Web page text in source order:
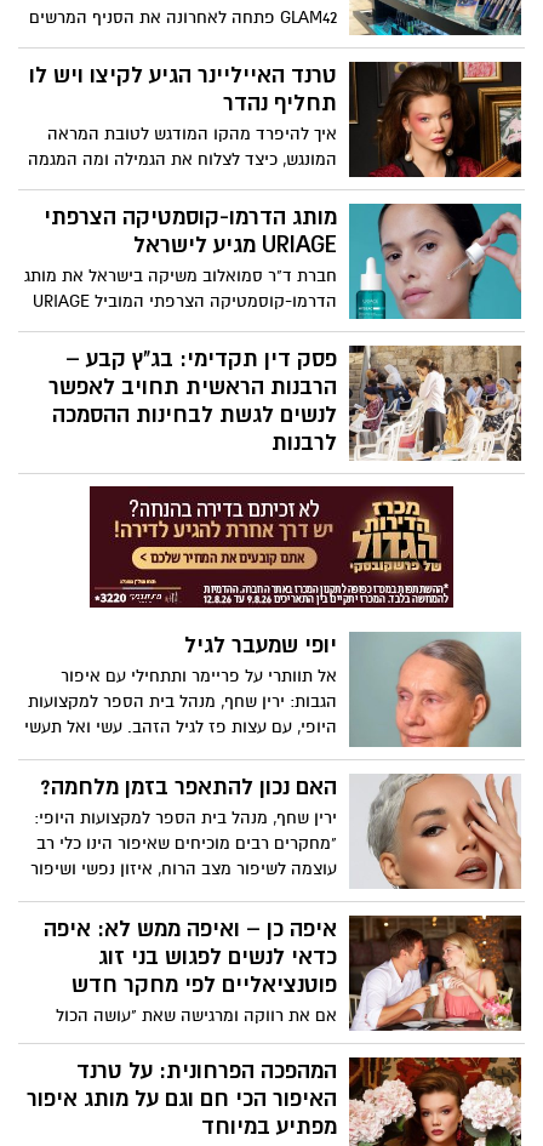
GLAM42 פתחה לאחרונה את הסניף המרשים
ביותר שלה בלב מתחם הסטאר סנטר אשדוד
– והביאה עמה בשורה אמיתית: חוויית קנייה
בעולם. הסניף החדש כבר הספיק לשנות את
חוקי המשחק באשדוד והסביבה, והופך
במהרה לכתובת הראשונה עבור כל מי
שמחפש מותגי־על בתחומי הבישום, האיפור
והקוסמטיקה – באיכות ללא פשרות.
טרנד האייליינר הגיע לקיצו ויש לו
תחליף נהדר
איך להיפרד מהקו המודגש לטובת המראה
המונגש, כיצד לצלוח את הגמילה ומה המגמה
הבאה? ירין שחף, מנהל בית הספר למקצועות
היופי, עם מילות פרידה לפס השחור וגם על
הגוון המפתיע שתרצו להיסחף איתו
מותג הדרמו-קוסמטיקה הצרפתי
URIAGE מגיע לישראל
חברת ד"ר סמואלוב משיקה בישראל את מותג
הדרמו-קוסמטיקה הצרפתי המוביל URIAGE
– לרגל ההשקה יצא המותג בקמפיין רחב
בהשקעה של 3 מיליון ₪
פסק דין תקדימי: בג"ץ קבע –
הרבנות הראשית תחויב לאפשר
לנשים לגשת לבחינות ההסמכה
לרבנות
פסק דין היסטורי ודרמטי ניתן אתמול (שני)
בבית המשפט העליון: ברוב של שלושה
שופטים, וללא התנגדות, קבע בג"ץ כי הרבנות
הראשית לישראל מחויבת לאפשר לנשים
לגשת לבחינות ההסמכה לרבנות, בדיוק כמו
גברים.
יופי שמעבר לגיל
אל תוותרי על פריימר ותתחילי עם איפור
הגבות: ירין שחף, מנהל בית הספר למקצועות
היופי, עם עצות פז לגיל הזהב. עשי ואל תעשי
האם נכון להתאפר בזמן מלחמה?
ירין שחף, מנהל בית הספר למקצועות היופי:
"מחקרים רבים מוכיחים שאיפור הינו כלי רב
עוצמה לשיפור מצב הרוח, איזון נפשי ושיפור
איפה כן – ואיפה ממש לא: איפה
כדאי לנשים לפגוש בני זוג
פוטנציאליים לפי מחקר חדש
אם את רווקה ומרגישה שאת "עושה הכול
נכון" – יוצאת, מדברת, יוזמת, פותחת את הלב
– אבל עדיין לא מוצאת זוגיות, אולי הגיע
הזמן לבדוק לא מה את עושה, אלא איפה את
עושה את זה.
המהפכה הפרחונית: על טרנד
האיפור הכי חם וגם על מותג איפור
מפתיע במיוחד